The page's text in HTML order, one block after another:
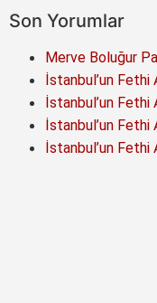
Son Yorumlar
Merve Boluğur
İstanbul’un Fethi
İstanbul’un Fethi
İstanbul’un Fethi
İstanbul’un Fethi